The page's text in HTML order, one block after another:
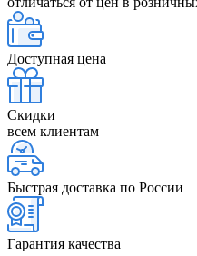
Доступная цена
Скидки
всем клиентам
Быстрая доставка по России
Гарантия качества